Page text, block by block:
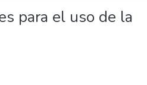
para el uso de la